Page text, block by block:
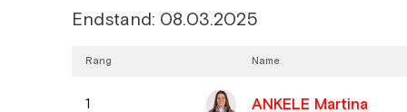
Endstand: 08.03.2025
Rang Name
1 ANKELE Martina